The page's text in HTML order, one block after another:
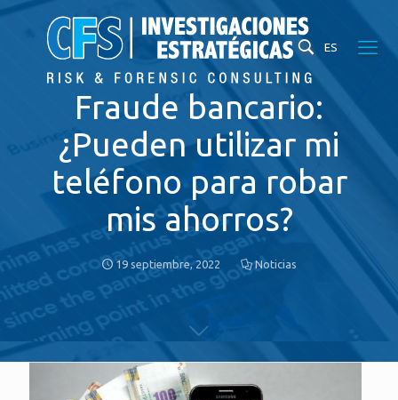
ES
Fraude bancario:
¿Pueden utilizar mi
teléfono para robar
mis ahorros?
19 septiembre, 2022 Noticias